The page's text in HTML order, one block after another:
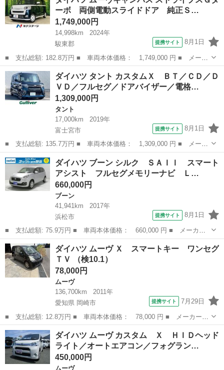
ウ 運転席エアバッ...ーボ 両側電動スライドドア 純正Ｓ…
1,749,000円
14,998km
2024年
駿東郡
提携サイト 8月1日
■ 支払総額: 182.8万円 ■ 車両本体価格： 1,749,000 円 ■ メーカ
ー名： ダイハツ ■ 車種名： ムーヴキャンバス ■ グレード
名： ストライプスＧターボ 両側電動スライドドア 純正ＳＤナ
ビ バックカメ...
静岡 駿東郡 ダイハツ
ダイハツ タント カスタムＸ ＢＴ／ＣＤ／Ｄ
ＶＤ／フルセグ／ドアバイザー／電格…
1,309,000円
タント
17,000km
2019年
富士宮市
提携サイト 8月1日
■ 支払総額: 135.7万円 ■ 車両本体価格： 1,309,000 円 ■ メーカ
ー名： ダイハツ ■ 車種名： タント ■ グレード名： カスタム
Ｘ ＢＴ／ＣＤ／ＤＶＤ／フルセグ／ドアバイザー／電格ウィンカー
ミラー／...
静岡 富士宮市
ダイハツ ブーン シルク ＳＡＩＩ スマート
アシスト フルセグメモリーナビ Ｌ…
660,000円
ブーン
41,941km
2017年
浜松市
提携サイト 8月1日
■ 支払総額: 75.9万円 ■ 車両本体価格： 660,000 円 ■ メーカー
名： ダイハツ ■ 車種名： ブーン ■ グレード名： シルク Ｓ
ＡＩＩ スマートアシスト フルセグメモリーナビ ＬＥＤヘッドラ
イト リアス...
静岡 浜松市 ブーン
ダイハツ ムーヴ Ｘ スマートキー ワンセグ
ＴＶ （検10.1）
78,000円
ムーヴ
136,700km
2011年
愛知県 岡崎市
提携サイト 7月29日
■ 支払総額: 12.8万円 ■ 車両本体価格： 78,000 円 ■ メーカー
名： ダイハツ ■ 車種名： ムーヴ ■ グレード名： Ｘ スマー
トキー ワンセグＴＶ ■ 排気量： 660cc ■ ドア枚数： 5D ■
ミ...
愛知 岡崎市 ムーヴ
ダイハツ ムーヴ カスタム Ｘ ＨＩＤヘッド
ライト／オートエアコン／フォグラン…
450,000円
ムーヴ